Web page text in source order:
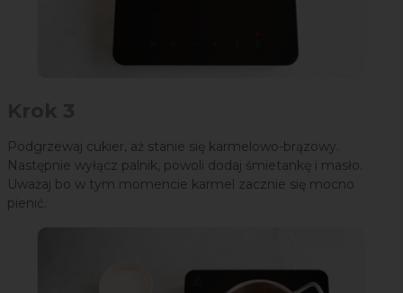
Podgrzewaj cukier, aż stanie się karmelowo-brązowy.
Następnie wyłącz palnik, powoli dodaj śmietankę i masło.
Uważaj bo w tym momencie karmel zacznie się mocno
pienić.